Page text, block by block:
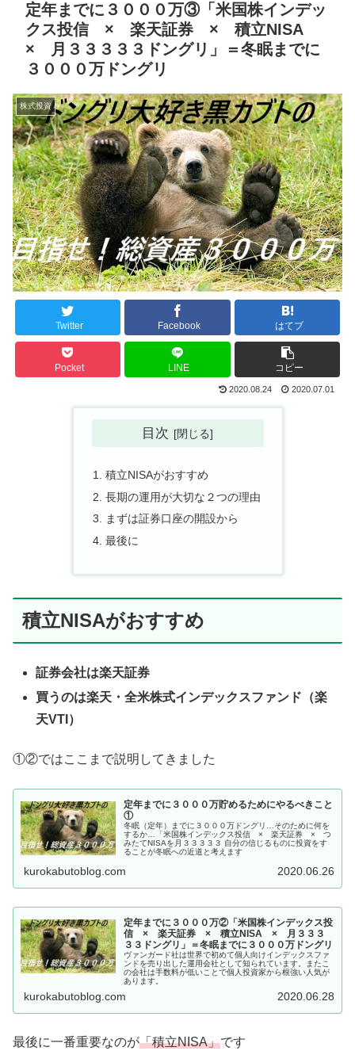
定年までに３０００万③「米国株インデッ
クス投信 × 楽天証券 × 積立NISA
× 月３３３３３ドングリ」＝冬眠までに
３０００万ドングリ
株式投資
Twitter Facebook はてブ
Pocket LINE コピー
2020.08.24 2020.07.01
目次
積立NISAがおすすめ
長期の運用が大切な２つの理由
まずは証券口座の開設から
最後に
積立NISAがおすすめ
証券会社は楽天証券
買うのは楽天・全米株式インデックスファンド（楽
天VTI）
①②ではここまで説明してきました
定年までに３０００万貯めるためにやるべきこと
①
冬眠（定年）までに３０００万ドングリ…そのために何を
するか…「米国株インデックス投信 × 楽天証券 × つ
みたてNISAを月３３３３３ 自分の信じるものに投資をす
ることが冬眠への近道と考えます
kurokabutoblog.com 2020.06.26
定年までに３０００万②「米国株インデックス投
信 × 楽天証券 × 積立NISA × 月３３３
３３ドングリ」＝冬眠までに３０００万ドングリ
ヴァンガード社は世界で初めて個人向けインデックスファ
ンドを売り出した運用会社として知られています。またこ
の会社は手数料が低いことで個人投資家から根強い人気が
あります。
kurokabutoblog.com 2020.06.28
最後に一番重要なのが「積立NISA」です